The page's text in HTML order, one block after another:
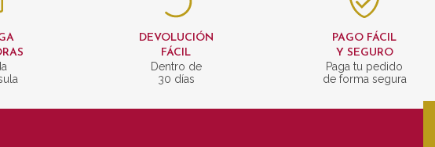
DEVOLUCIÓN
FÁCIL
Dentro de
30 días
PAGO FÁCIL
Y SEGURO
Paga tu pedido
de forma segura